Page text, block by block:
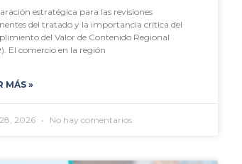
estratégica para las revisiones
del tratado y la importancia crítica del
del Valor de Contenido Regional
El comercio en la región
MÁS »
2026 No hay comentarios